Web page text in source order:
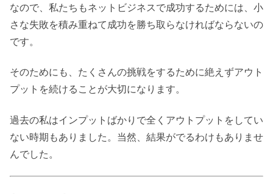
なので、私たちもネットビジネスで成功するためには、小
さな失敗を積み重ねて成功を勝ち取らなければならないの
です。
そのためにも、たくさんの挑戦をするために絶えずアウト
プットを続けることが大切になります。
過去の私はインプットばかりで全くアウトプットをしてい
ない時期もありました。当然、結果がでるわけもありませ
んでした。